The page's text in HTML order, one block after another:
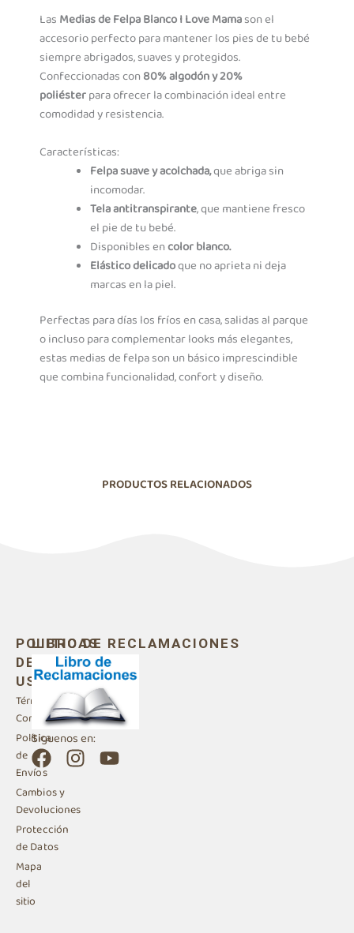
Las Medias de Felpa Blanco I Love Mamason el
accesorio perfecto para mantener los pies de tu bebé
siempre abrigados, suaves y protegidos.
Confeccionadas con80% algodón y 20%
poliésterpara ofrecer la combinación ideal entre
comodidad y resistencia.
Características:
Felpa suave y acolchada,que abriga sin
incomodar.
Tela antitranspirante, que mantiene fresco
el pie de tu bebé.
Disponibles encolor blanco.
Elástico delicadoque no aprieta ni deja
marcas en la piel.
Perfectas para días los fríos en casa, salidas al parque
o incluso para complementar looks más elegantes,
estas medias de felpa son un básico imprescindible
que combina funcionalidad, confort y diseño.
PRODUCTOS RELACIONADOS
POLITICAS
DE
USO
Términos y
Condiciones
Política
de
Envíos
Cambios y
Devoluciones
Protección
de Datos
Mapa
del
sitio
LIBRO DE RECLAMACIONES
Siguenos en:
F
a
c
e
b
o
o
I
n
t
Y